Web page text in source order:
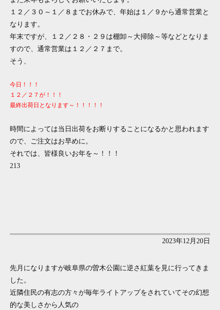
１２／３０～１／８までお休みで、年始は１／９から通常営業と
なります。
年末ですが、１２／２８・２９は棚卸～大掃除～等などとなりま
すので、通常営業は１２／２７まで。
そう、
今日！！！
１２／２７が！！！
最終出荷日となります～！！！！！
時間によっては当日出荷をお断りすることになるかと思われます
ので、ご注文はお早めに。
それでは、皆様良いお年を～！！！
213
2023年12月20日
先月になりますが岐阜県の曽木公園に逆さ紅葉を見に行ってきま
した。
近隣住民の有志の方々が毎年ライトアップをされていてその幻想
的な美しさから人気の